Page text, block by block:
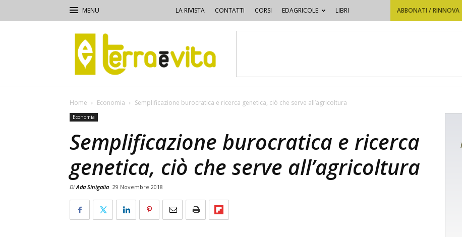
LA RIVISTA CONTATTI CORSI EDAGRICOLE LIBRI ABBONATI / RINNOVA
Terra
e
Vita
Home Economia Semplificazione burocratica e ricerca genetica, ciò che serve all’agricoltura
Economia
Semplificazione burocratica e ricerca
genetica, ciò che serve all’agricoltura
DiAda Sinigalia 29 Novembre 2018